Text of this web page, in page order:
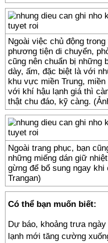
Ngoài việc chủ động
phương tiện di chuyển,
cũng nên chuẩn bị những
dày, ấm, đặc biệt là với
khu vực miền Trung,
với khí hậu lạnh giá thì
thật chu đáo, kỹ càng.
Ngoài trang phục, bạn
những miếng dán giữ
gừng để bổ sung ngay khi
Trangan)
Có thể bạn muốn biết:
Dự báo, khoảng trưa
lạnh mới tăng cường